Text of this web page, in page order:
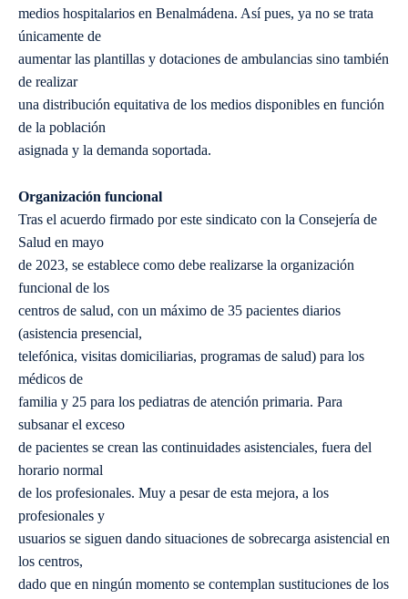
medios hospitalarios en Benalmádena. Así pues, ya no se trata
únicamente de
aumentar las plantillas y dotaciones de ambulancias sino también
de realizar
una distribución equitativa de los medios disponibles en función
de la población
asignada y la demanda soportada.
Organización funcional
Tras el acuerdo firmado por este sindicato con la Consejería de
Salud en mayo
de 2023, se establece como debe realizarse la organización
funcional de los
centros de salud, con un máximo de 35 pacientes diarios
(asistencia presencial,
telefónica, visitas domiciliarias, programas de salud) para los
médicos de
familia y 25 para los pediatras de atención primaria. Para
subsanar el exceso
de pacientes se crean las continuidades asistenciales, fuera del
horario normal
de los profesionales. Muy a pesar de esta mejora, a los
profesionales y
usuarios se siguen dando situaciones de sobrecarga asistencial en
los centros,
dado que en ningún momento se contemplan sustituciones de los